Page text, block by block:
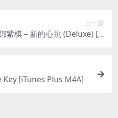
上一篇
紫棋 – 新的心跳 (Deluxe) [iT
[录音室专辑]陈奕迅 – The Key [iTunes Plus M4A]